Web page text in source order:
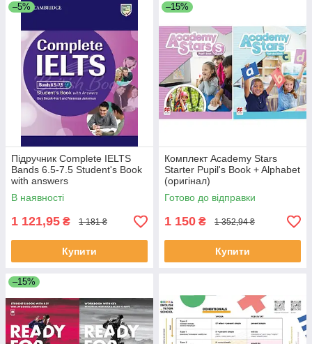
–5%
Підручник Complete IELTS
Bands 6.5-7.5 Student's Book
with answers
В наявності
1 121,95 ₴ 1 181 ₴
Купити
–15%
Комплект Academy Stars
Starter Pupil's Book + Alphabet
(оригінал)
Готово до відправки
1 150 ₴ 1 352,94 ₴
Купити
–15%